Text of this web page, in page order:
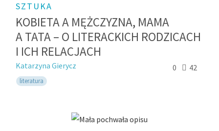
SZTUKA
KOBIETA A MĘŻCZYZNA, MAMA
A TATA – O LITERACKICH RODZICACH
I ICH RELACJACH
Katarzyna Gierycz 0 42
literatura